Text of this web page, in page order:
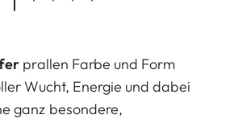
prallen Farbe und Form
Wucht, Energie und dabei
ganz besondere,